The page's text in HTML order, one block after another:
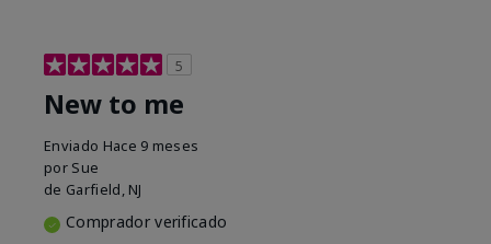
5
New to me
Enviado Hace 9 meses
por Sue
de Garfield, NJ
Comprador verificado